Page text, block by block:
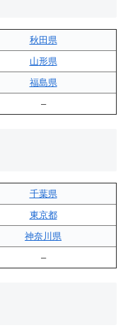
秋田県
山形県
福島県
–
千葉県
東京都
神奈川県
–